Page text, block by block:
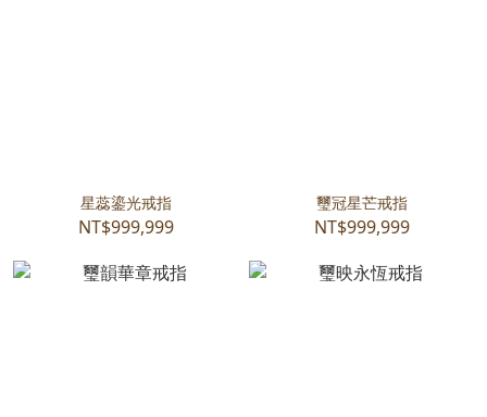
星蕊鎏光戒指
NT$999,999
璽冠星芒戒指
NT$999,999